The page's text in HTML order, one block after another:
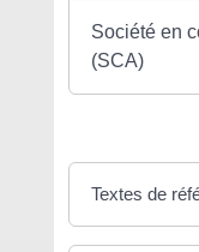
Société en
(SCA)
Textes de